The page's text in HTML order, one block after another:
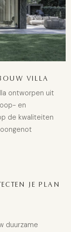
VILLA
ontworpen uit
en
de kwaliteiten
JE PLAN
duurzame